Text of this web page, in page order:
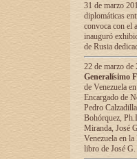
31 de marzo
diplomáticas
convoca con el
inauguró
de Rusia
22 de marzo
Generalísimo
de Venezuela
Encargado de
Pedro
Bohórquez,
Miranda, José
Venezuela en
libro de José